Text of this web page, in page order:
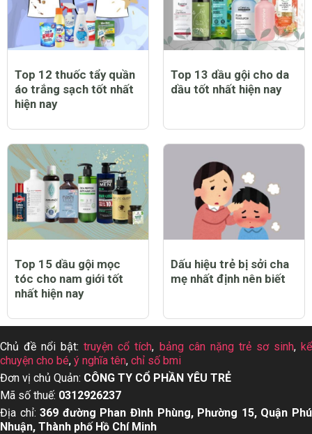
Top 12 thuốc tẩy quần
áo trắng sạch tốt nhất
hiện nay
Top 13 dầu gội cho da
dầu tốt nhất hiện nay
Top 15 dầu gội mọc
tóc cho nam giới tốt
nhất hiện nay
Dấu hiệu trẻ bị sởi cha
mẹ nhất định nên biết
Chủ đề nổi bật:truyện cổ tích, bảng cân nặng trẻ sơ sinh, kể
chuyện cho bé, ý nghĩa tên, chỉ số bmi
Đơn vị chủ Quản: CÔNG TY CỔ PHẦN YÊU TRẺ
Mã số thuế: 0312926237
Địa chỉ:369 đường Phan Đình Phùng, Phường 15, Quận Phú
Nhuận, Thành phố Hồ Chí Minh